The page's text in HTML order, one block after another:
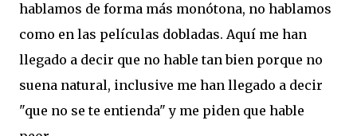
hablamos de forma más monótona, no hablamos
como en las películas dobladas. Aquí me han
llegado a decir que no hable tan bien porque no
suena natural, inclusive me han llegado a decir
"que no se te entienda" y me piden que hable